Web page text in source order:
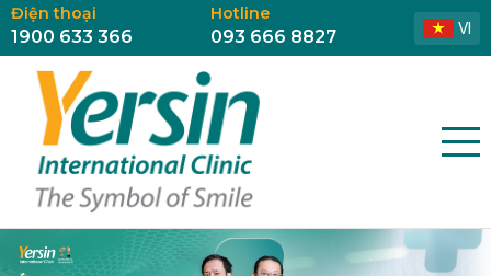
Điện thoại
1900 633 366
Hotline
093 666 8827 VI